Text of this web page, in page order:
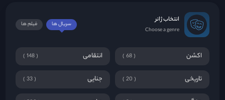
انتخاب ژانر
Choose a genre
فیلم ها سریال ها
اکشن 68 انتقامی 148
تاریخی 20 جنایی 33